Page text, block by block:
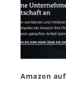
Amazon